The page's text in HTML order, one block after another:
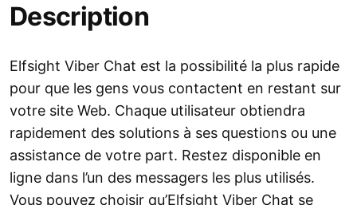
Description
Elfsight Viber Chat est la possibilité la plus rapide
pour que les gens vous contactent en restant sur
votre site Web. Chaque utilisateur obtiendra
rapidement des solutions à ses questions ou une
assistance de votre part. Restez disponible en
ligne dans l’un des messagers les plus utilisés.
Vous pouvez choisir qu’Elfsight Viber Chat se